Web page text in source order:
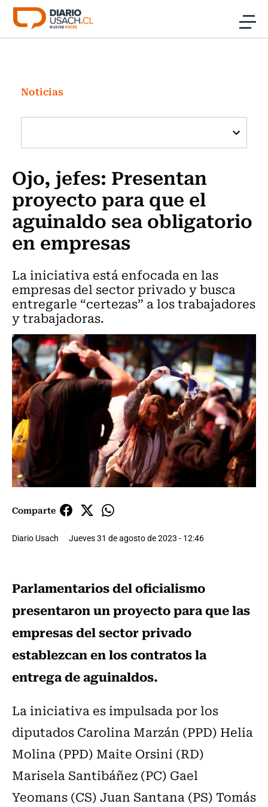
Click acá para ir directamente al contenido
Investigación
Cultura
Programas Radio y TV Usach
Noticias
Ojo, jefes: Presentan
proyecto para que el
aguinaldo sea obligatorio
en empresas
La iniciativa está enfocada en las
empresas del sector privado y busca
entregarle “certezas” a los trabajadores
y trabajadoras.
Comparte
Diario Usach Jueves 31 de agosto de 2023 - 12:46
Parlamentarios del oficialismo
presentaron un proyecto para que las
empresas del sector privado
establezcan en los contratos la
entrega de aguinaldos.
La iniciativa es impulsada por los
diputados Carolina Marzán (PPD) Helia
Molina (PPD) Maite Orsini (RD)
Marisela Santibáñez (PC) Gael
Yeomans (CS) Juan Santana (PS) Tomás